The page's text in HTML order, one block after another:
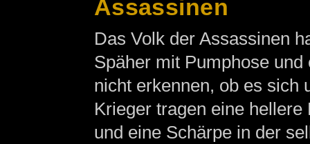
Assassinen
Das Volk der Assassinen
Späher mit Pumphose
nicht erkennen, ob es sich
Krieger tragen eine
und eine Schärpe in der